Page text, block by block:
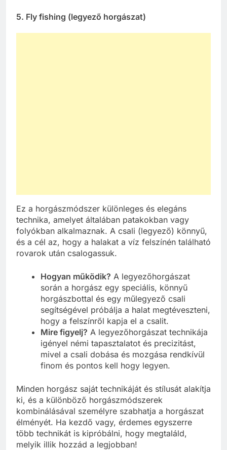
5. Fly fishing (legyező horgászat)
Ez a horgászmódszer különleges és elegáns
technika, amelyet általában patakokban vagy
folyókban alkalmaznak. A csali (legyező) könnyű,
és a cél az, hogy a halakat a víz felszínén található
rovarok után csalogassuk.
Hogyan működik? A legyezőhorgászat
során a horgász egy speciális, könnyű
horgászbottal és egy műlegyező csali
segítségével próbálja a halat megtéveszteni,
hogy a felszínről kapja el a csalit.
Mire figyelj? A legyezőhorgászat technikája
igényel némi tapasztalatot és precizitást,
mivel a csali dobása és mozgása rendkívül
finom és pontos kell hogy legyen.
Minden horgász saját technikáját és stílusát alakítja
ki, és a különböző horgászmódszerek
kombinálásával személyre szabhatja a horgászat
élményét. Ha kezdő vagy, érdemes egyszerre
több technikát is kipróbálni, hogy megtaláld,
melyik illik hozzád a legjobban!